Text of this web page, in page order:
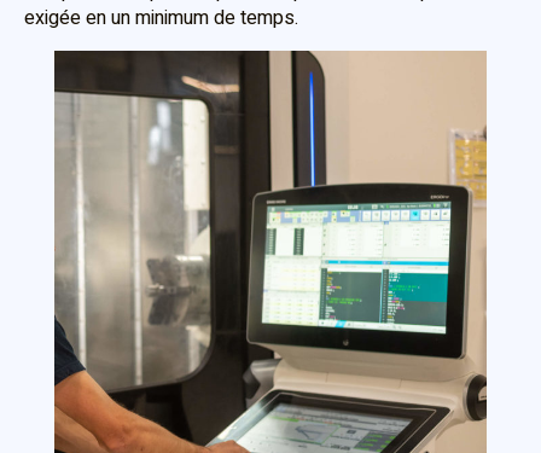
exigée en un minimum de temps.